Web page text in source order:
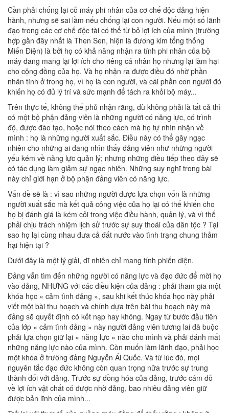
Cần phải chống lại cỗ máy phi nhân của cơ chế độc đảng hiện
hành, nhưng sẽ sai lầm nếu chống lại con người. Nếu một số lãnh
đạo trong các cơ chế độc tài có thể từ bỏ lợi ích của mình (trường
hợp gần đây nhất là Then Sen, hiện là đương kim tổng thống
Miến Điện) là bởi họ có khả năng nhận ra tính phi nhân của bộ
máy đang mang lại lợi ích cho riêng cá nhân họ nhưng lại làm hại
cho cộng đồng của họ. Và họ nhận ra được điều đó nhờ phần
nhân tính ở trong họ, vì họ là con người, và cái phần con người đó
khiến họ có đủ lý trí và sức mạnh để tách ra khỏi bộ máy...
Trên thực tế, không thể phủ nhận rằng, dù không phải là tất cả thì
có một bộ phận đảng viên là những người có năng lực, có trình
độ, được đào tạo, hoặc nói theo cách mà họ tự nhìn nhận về
mình : họ là những người xuất sắc. Điều này có thể gây ngạc
nhiên cho những ai đang nhìn thấy đảng viên như những người
yếu kém về năng lực quản lý; nhưng những điều tiếp theo đây sẽ
có tác dụng làm giảm sự ngạc nhiên. Những suy nghĩ trong bài
này chỉ giới hạn ở bộ phận đảng viên có năng lực.
Vấn đề sẽ là : vì sao những người được lựa chọn vốn là những
người xuất sắc mà kết quả công việc của họ lại có thể khiến cho
họ bị đánh giá là kém cỏi trong việc điều hành, quản lý, và vì thế
phải chịu trách nhiệm lịch sử trước sự suy thoái của dân tộc ? Tại
sao họ lại cùng nhau đưa cả đất nước vào tình trạng chung thảm
hại hiện tại ?
Dưới đây là một lý giải, dĩ nhiên chỉ mang tính phiến diện.
Đảng vẫn tìm đến những người có năng lực và đạo đức để mời họ
vào đảng, NHƯNG với các điều kiện của đảng : phải tham gia một
khóa học « cảm tình đảng », sau khi kết thúc khóa học này phải
viết một bài thu hoạch và chính dựa trên bài thu hoạch này mà
đảng sẽ quyết định có kết nạp hay không. Ngay từ bước đầu tiên
của lớp « cảm tình đảng » này người đảng viên tương lai đã buộc
phải lựa chọn giữ lại « năng lực » nào cho mình và phải đánh mất
những năng lực nào của mình. Còn muốn làm lãnh đạo, phải học
một khóa ở trường đảng Nguyễn Ái Quốc. Và từ lúc đó, mọi
nguyên tắc đạo đức không còn quan trọng nữa trước sự trung
thành đối với đảng. Trước sự đồng hóa của đảng, trước cám dỗ
về lợi ích vật chất có được nhờ đảng, bao nhiêu đảng viên giữ
được bản lĩnh của mình...